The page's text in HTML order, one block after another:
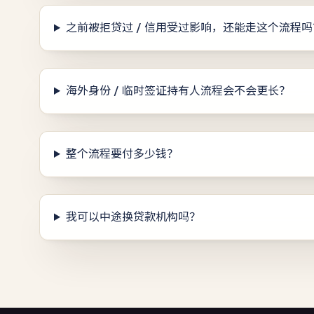
之前被拒贷过 / 信用受过影响，还能走这个流程
海外身份 / 临时签证持有人流程会不会更长？
整个流程要付多少钱？
我可以中途换贷款机构吗？